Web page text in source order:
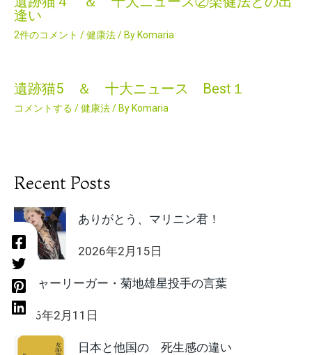
逢い
2件のコメント /健康法/ By Komaria
遺跡猫5 ＆ 十大ニュース Best１
コメントする /健康法/ By Komaria
Recent Posts
ありがとう、マリニン君！
2026年2月15日
メジャーリーガー・菊地雄星投手の言葉
2026年2月11日
日本と他国の 死生感の違い